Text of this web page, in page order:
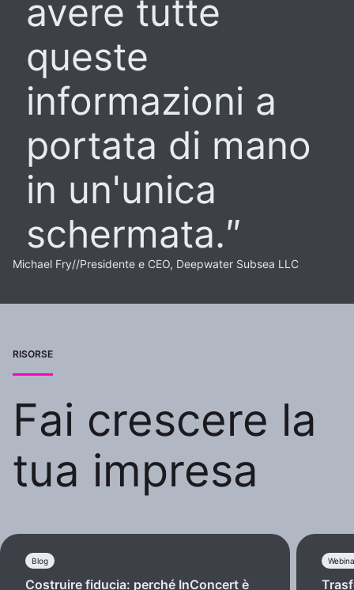
avere tutte
queste
informazioni a
portata di mano
in un'unica
schermata.
Michael Fry//Presidente e CEO, Deepwater Subsea LLC
RISORSE
Fai crescere la
tua impresa
Blog
Costruire fiducia: perché InConcert è